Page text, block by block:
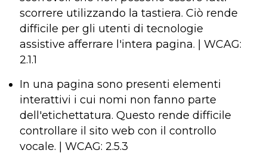
scorrere utilizzando la tastiera. Ciò rende
difficile per gli utenti di tecnologie
assistive afferrare l'intera pagina. | WCAG:
2.1.1
In una pagina sono presenti elementi
interattivi i cui nomi non fanno parte
dell'etichettatura. Questo rende difficile
controllare il sito web con il controllo
vocale. | WCAG: 2.5.3